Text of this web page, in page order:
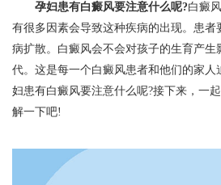
孕妇患有白癜风要注意什么呢?白癜
有很多因素会导致这种疾病的出现。患者
病扩散。白癜风会不会对孩子的生育产生
代。这是每一个白癜风患者和他们的家人
妇患有白癜风要注意什么呢?接下来，一
解一下吧!